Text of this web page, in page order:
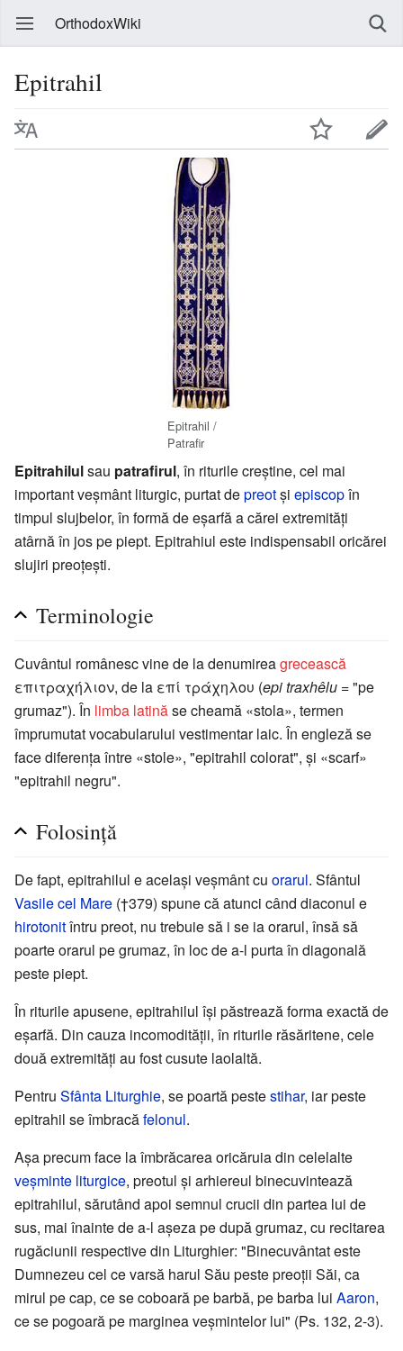
OrthodoxWiki
Epitrahil
Epitrahil /
Patrafir
Epitrahilulsau patrafirul, în riturile creştine, cel mai
important veşmânt liturgic, purtat depreotşi episcopîn
timpul slujbelor, în formă de eşarfă a cărei extremităţi
atârnă în jos pe piept. Epitrahiul este indispensabil oricărei
slujiri preoţeşti.
Terminologie
Cuvântul românesc vine de la denumireagrecească
επιτραχήλιον, de la επί τράχηλου (epi traxhêlu = "pe
grumaz"). În limba latinăse cheamă «stola», termen
împrumutat vocabularului vestimentar laic. În engleză se
face diferenţa între «stole», "epitrahil colorat", şi «scarf»
"epitrahil negru".
Folosinţă
De fapt, epitrahilul e acelaşi veşmânt cu orarul. Sfântul
Vasile cel Mare (†379) spune că atunci când diaconul e
hirotonitîntru preot, nu trebuie să i se ia orarul, însă să
poarte orarul pe grumaz, în loc de a-l purta în diagonală
peste piept.
În riturile apusene, epitrahilul îşi păstrează forma exactă de
eşarfă. Din cauza incomodităţii, în riturile răsăritene, cele
două extremităţi au fost cusute laolaltă.
Pentru Sfânta Liturghie, se poartă pestestihar, iar peste
epitrahil se îmbracăfelonul.
Așa precum face la îmbrăcarea oricăruia din celelalte
veşminte liturgice, preotul şi arhiereul binecuvintează
epitrahilul, sărutând apoi semnul crucii din partea lui de
sus, mai înainte de a-l aşeza pe după grumaz, cu recitarea
rugăciunii respective din Liturghier: "Binecuvântat este
Dumnezeu cel ce varsă harul Său peste preoţii Săi, ca
mirul pe cap, ce se coboară pe barbă, pe barba lui Aaron,
ce se pogoară pe marginea veşmintelor lui" (Ps. 132, 2-3).